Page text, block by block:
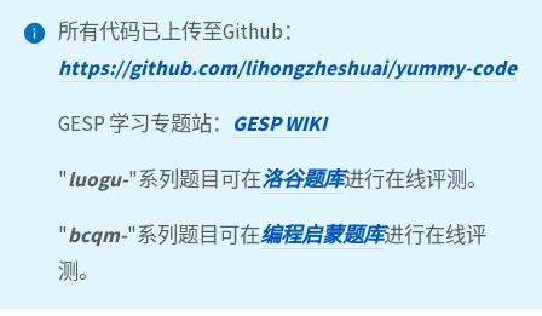
所有代码已上传至Github：
https://github.com/lihongzheshuai/yummy-code
GESP 学习专题站： GESP WIKI
"luogu-"系列题目可在洛谷题库进行在线评测。
"bcqm-"系列题目可在编程启蒙题库进行在线评
测。